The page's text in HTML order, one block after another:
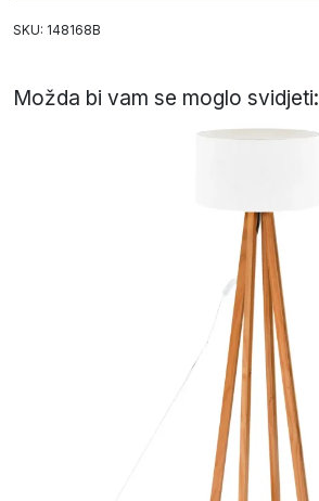
SKU: 148168B
Možda bi vam se moglo svidjeti: